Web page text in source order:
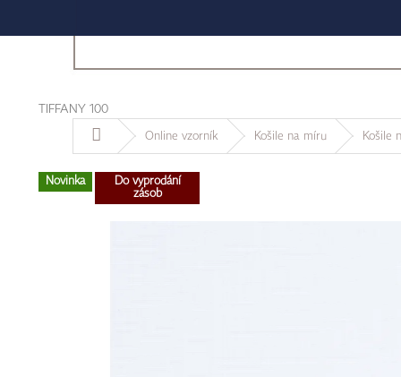
TIFFANY 100
Domů Online vzorník Košile na míru Košile
Novinka
Do vyprodání
zásob